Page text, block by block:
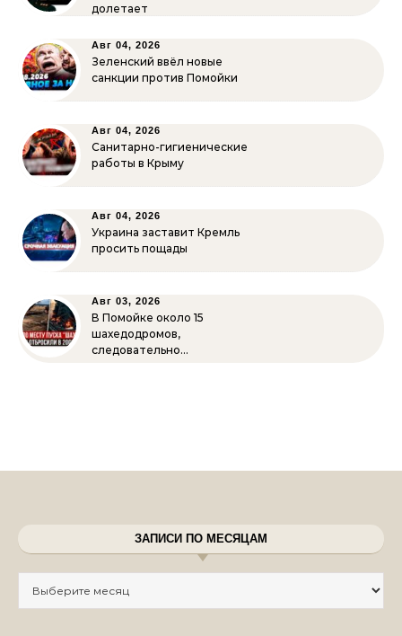
долетает
Авг 04, 2026
Зеленский ввёл новые
санкции против Помойки
Авг 04, 2026
Санитарно-гигиенические
работы в Крыму
Авг 04, 2026
Украина заставит Кремль
просить пощады
Авг 03, 2026
В Помойке около 15
шахедодромов,
следовательно…
ЗАПИСИ ПО МЕСЯЦАМ